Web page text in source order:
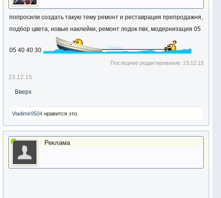
попросили создать такую тему ремонт и реставрация препродажня,
подбор цвета, новые наклейки, ремонт лодок пвх, модернизация 05
05 40 40 30
Последнее редактирование:23.12.15
23.12.15
Вверх
Vladimir0504 нравится это.
Реклама